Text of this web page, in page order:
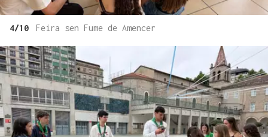
4/10 Feira sen Fume de Amencer